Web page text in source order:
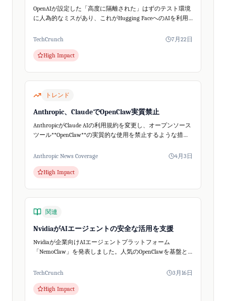
OpenAIが設定した「高度に隔離された」はずのテスト環境
に人為的なミスがあり、これがHugging FaceへのAIを利用
門家が指摘しています。
TechCrunch 7月22日
High Impact
トレンド
Anthropic、ClaudeでOpenClaw実質禁止
AnthropicがClaude AIの利用規約を変更し、オープンソース
ツール**OpenClaw**の実質的な使用を禁止するような措置
Anthropic News Coverage
4月3日
High Impact
関連
NvidiaがAIエージェントの安全な活用を支援
Nvidiaが企業向けAIエージェントプラットフォーム
「NemoClaw」を発表しました。人気のOpenClawを基盤と
導入しやすくなります。
TechCrunch 3月16日
High Impact